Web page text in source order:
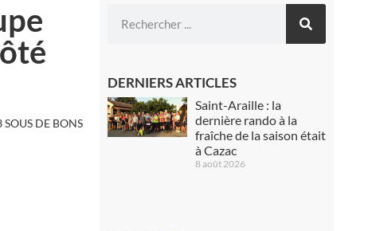
SOUS DE BONS
DERNIERS ARTICLES
Saint-Araille : la
dernière rando à la
fraîche de la saison était
à Cazac
8 août 2026